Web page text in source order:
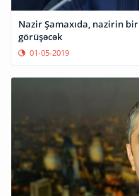
Nazir Şamaxıda, nazirin
görüşəcək
01-05-2019